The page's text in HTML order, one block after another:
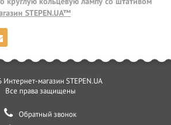
STEPEN.UA™
магазин STEPEN.UA
Все права защищены
Обратный звонок